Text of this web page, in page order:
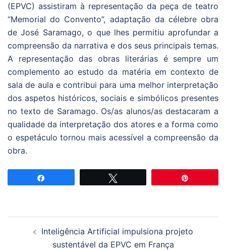
(EPVC) assistiram à representação da peça de teatro
“Memorial do Convento”, adaptação da célebre obra
de José Saramago, o que lhes permitiu aprofundar a
compreensão da narrativa e dos seus principais temas.
A representação das obras literárias é sempre um
complemento ao estudo da matéria em contexto de
sala de aula e contribui para uma melhor interpretação
dos aspetos históricos, sociais e simbólicos presentes
no texto de Saramago. Os/as alunos/as destacaram a
qualidade da interpretação dos atores e a forma como
o espetáculo tornou mais acessível a compreensão da
obra.
Inteligência Artificial impulsiona projeto
sustentável da EPVC em França